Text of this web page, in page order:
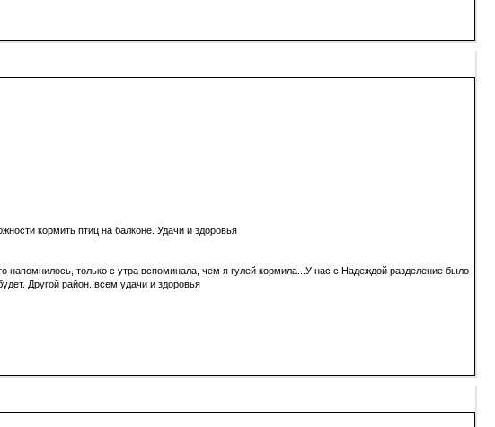
кормить птиц на балконе. Удачи и здоровья
только с утра вспоминала, чем я гулей кормила...У нас с Надеждой разделение было
Другой район. всем удачи и здоровья